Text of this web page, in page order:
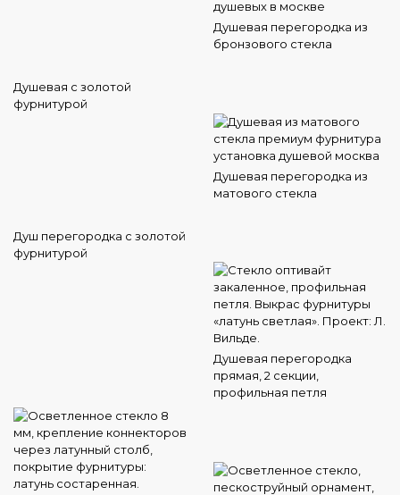
Душевая перегородка из
бронзового стекла
Душевая с золотой
фурнитурой
Душевая перегородка из
матового стекла
Душ перегородка с золотой
фурнитурой
Душевая перегородка
прямая, 2 секции,
профильная петля